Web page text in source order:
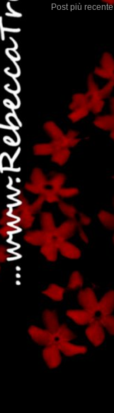
Post più recente